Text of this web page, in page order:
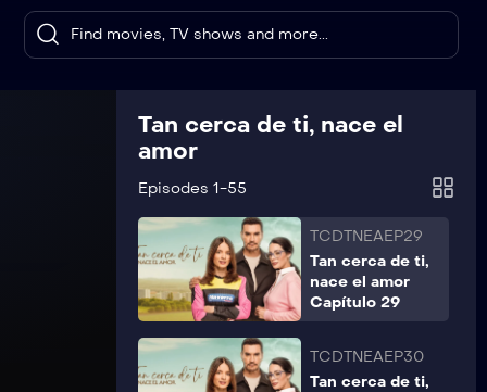
Tan cerca de ti, nace el
amor
Episodes 1-55
nace el amor
Capítulo 27
TCDTNEAEP28
Tan cerca de ti,
TCDTNEAEP29
Tan cerca de ti,
nace el amor
Capítulo 29
TCDTNEAEP30
Tan cerca de ti,